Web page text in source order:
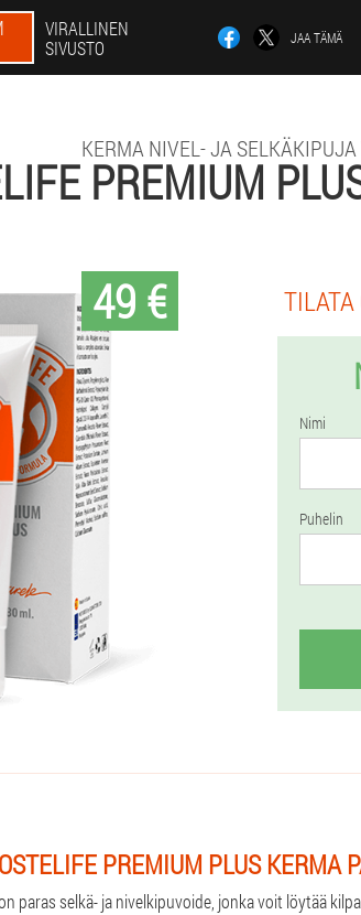
VIRALLINEN
SIVUSTO
JAA TÄMÄ
KERMA NIVEL- JA SELKÄKIPUJA
PREMIUM
49 €
Nimi
Puhelin
PREMIUM PLUS KERMA
paras selkä- ja nivelkipuvoide, jonka voit löytää